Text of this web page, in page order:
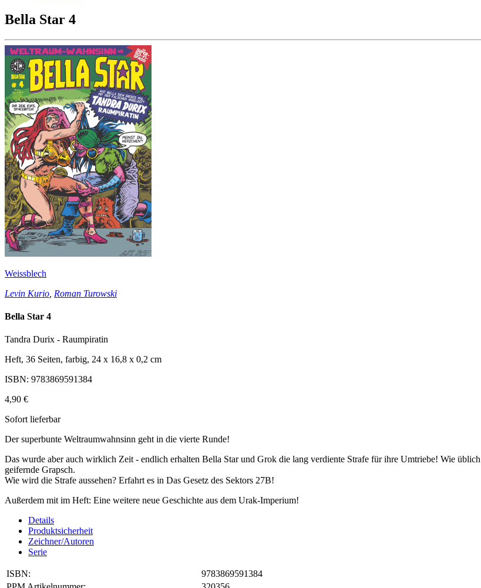
Bella Star 4
Weissblech
Levin Kurio Roman Turowski
Bella Star 4
Tandra Durix - Raumpiratin
Heft, 36 Seiten, farbig, 24 x 16,8 x 0,2 cm
ISBN: 9783869591384
4,90 €
Sofort lieferbar
Der superbunte Weltraumwahnsinn geht in die vierte Runde!
Das wurde aber auch wirklich Zeit - endlich erhalten Bella Star und Grok die lang verdiente Strafe für ihre Umtriebe! Wie
geifernde Grapsch.
Wie wird die Strafe aussehen? Erfahrt es in Das Gesetz des Sektors 27B!
Außerdem mit im Heft: Eine weitere neue Geschichte aus dem Urak-Imperium!
Details
Produktsicherheit
Zeichner/Autoren
Serie
ISBN:
9783869591384